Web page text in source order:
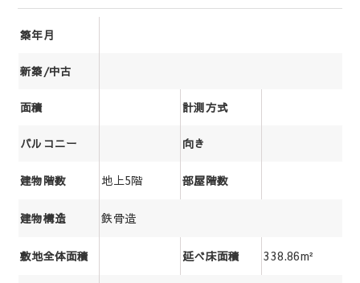
築年月
新築/中古
面積 計測方式
バルコニー 向き
建物階数 地上5階 部屋階数
建物構造 鉄骨造
敷地全体面積 延べ床面積 338.86m²